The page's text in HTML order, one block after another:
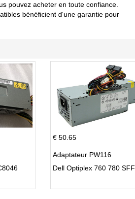
pouvez acheter en toute confiance.
bénéficient d'une garantie pour
€ 50.65
Adaptateur PW116
Dell Optiplex 760 780 SFF